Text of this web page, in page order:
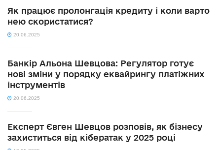
Як працює пролонгація кредиту і коли варто
нею скористатися?
20.06.2025
Банкір Альона Шевцова: Регулятор готує
нові зміни у порядку еквайрингу платіжних
інструментів
20.06.2025
Експерт Євген Шевцов розповів, як бізнесу
захиститься від кібератак у 2025 році